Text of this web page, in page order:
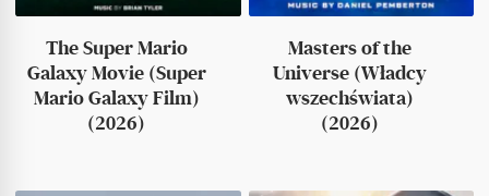
The Super Mario
Galaxy Movie (Super
Mario Galaxy Film)
(2026)
Masters of the
Universe (Władcy
wszechświata)
(2026)